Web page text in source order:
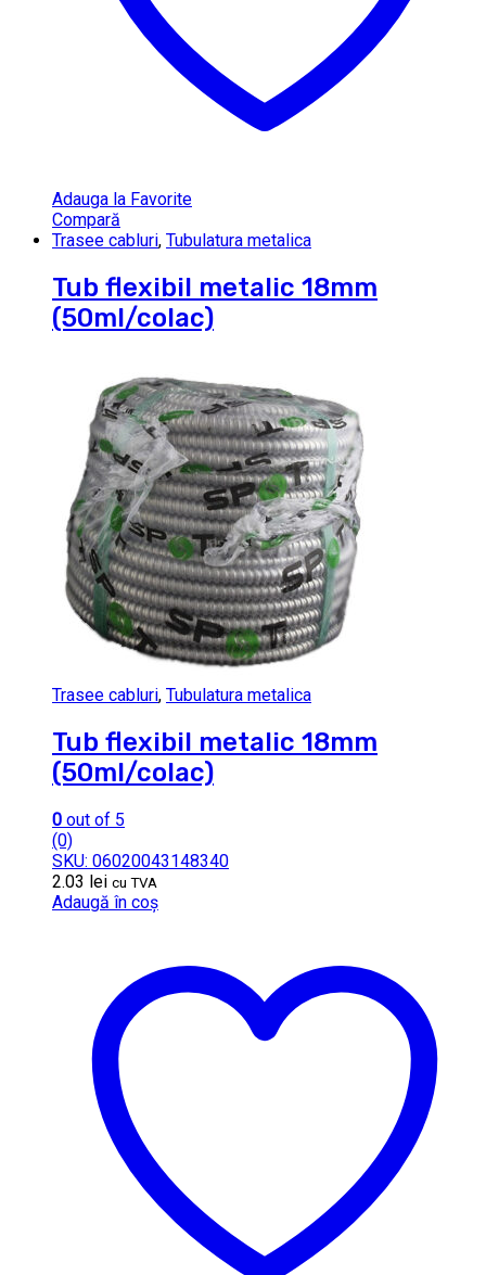
Adauga la Favorite
Compară
Trasee cabluri, Tubulatura metalica
Tub flexibil metalic 18mm
(50ml/colac)
Trasee cabluri, Tubulatura metalica
Tub flexibil metalic 18mm
(50ml/colac)
0 out of 5
(0)
SKU: 06020043148340
2.03 lei cu TVA
Adaugă în coș